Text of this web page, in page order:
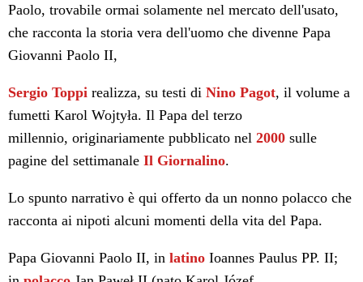
Paolo, trovabile ormai solamente nel mercato dell'usato,
che racconta la storia vera dell'uomo che divenne Papa
Giovanni Paolo II,
Sergio Toppi realizza, su testi di Nino Pagot, il volume a
fumetti Karol Wojtyła. Il Papa del terzo
millennio, originariamente pubblicato nel 2000 sulle
pagine del settimanale Il Giornalino.
Lo spunto narrativo è qui offerto da un nonno polacco che
racconta ai nipoti alcuni momenti della vita del Papa.
Papa Giovanni Paolo II, in latino Ioannes Paulus PP. II;